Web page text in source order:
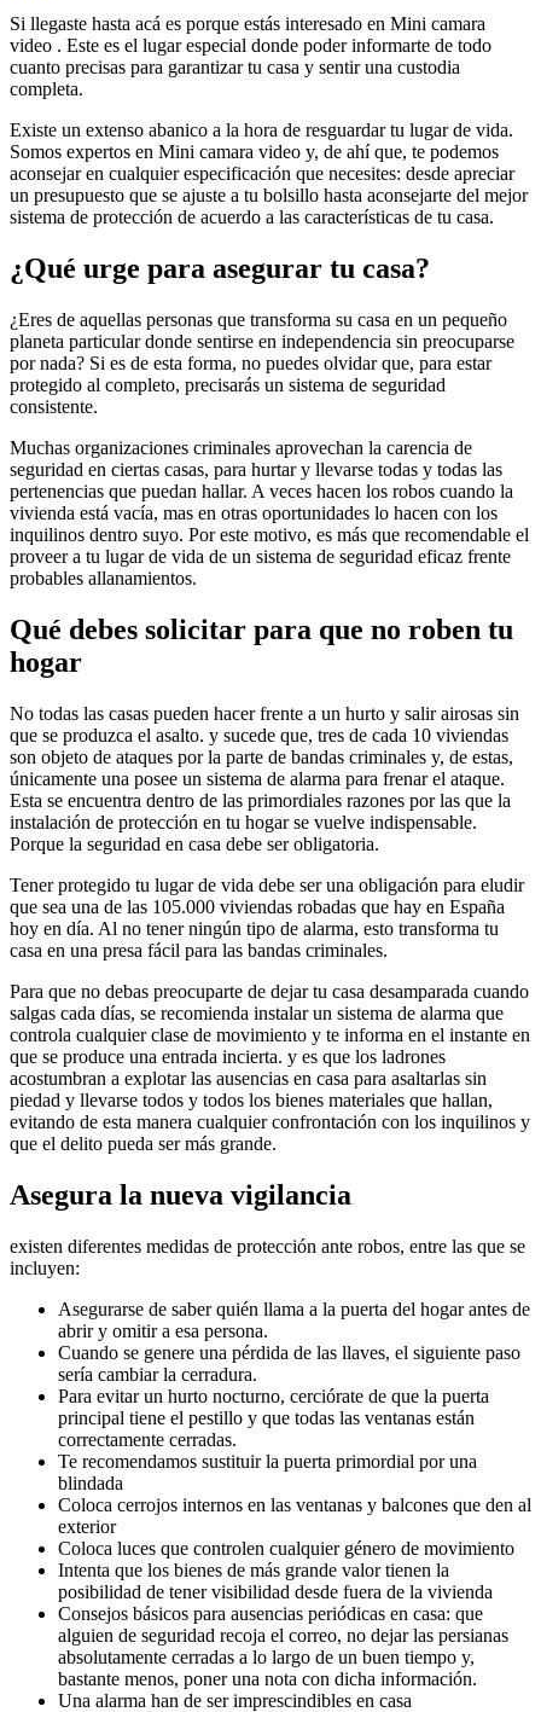
Si llegaste hasta acá es porque estás interesado en Mini camara
video . Este es el lugar especial donde poder informarte de todo
cuanto precisas para garantizar tu casa y sentir una custodia
completa.
Existe un extenso abanico a la hora de resguardar tu lugar de vida.
Somos expertos en Mini camara video y, de ahí que, te podemos
aconsejar en cualquier especificación que necesites: desde apreciar
un presupuesto que se ajuste a tu bolsillo hasta aconsejarte del mejor
sistema de protección de acuerdo a las características de tu casa.
¿Qué urge para asegurar tu casa?
¿Eres de aquellas personas que transforma su casa en un pequeño
planeta particular donde sentirse en independencia sin preocuparse
por nada? Si es de esta forma, no puedes olvidar que, para estar
protegido al completo, precisarás un sistema de seguridad
consistente.
Muchas organizaciones criminales aprovechan la carencia de
seguridad en ciertas casas, para hurtar y llevarse todas y todas las
pertenencias que puedan hallar. A veces hacen los robos cuando la
vivienda está vacía, mas en otras oportunidades lo hacen con los
inquilinos dentro suyo. Por este motivo, es más que recomendable el
proveer a tu lugar de vida de un sistema de seguridad eficaz frente
probables allanamientos.
Qué debes solicitar para que no roben tu
hogar
No todas las casas pueden hacer frente a un hurto y salir airosas sin
que se produzca el asalto. y sucede que, tres de cada 10 viviendas
son objeto de ataques por la parte de bandas criminales y, de estas,
únicamente una posee un sistema de alarma para frenar el ataque.
Esta se encuentra dentro de las primordiales razones por las que la
instalación de protección en tu hogar se vuelve indispensable.
Porque la seguridad en casa debe ser obligatoria.
Tener protegido tu lugar de vida debe ser una obligación para eludir
que sea una de las 105.000 viviendas robadas que hay en España
hoy en día. Al no tener ningún tipo de alarma, esto transforma tu
casa en una presa fácil para las bandas criminales.
Para que no debas preocuparte de dejar tu casa desamparada cuando
salgas cada días, se recomienda instalar un sistema de alarma que
controla cualquier clase de movimiento y te informa en el instante en
que se produce una entrada incierta. y es que los ladrones
acostumbran a explotar las ausencias en casa para asaltarlas sin
piedad y llevarse todos y todos los bienes materiales que hallan,
evitando de esta manera cualquier confrontación con los inquilinos y
que el delito pueda ser más grande.
Asegura la nueva vigilancia
existen diferentes medidas de protección ante robos, entre las que se
incluyen:
Asegurarse de saber quién llama a la puerta del hogar antes de
abrir y omitir a esa persona.
Cuando se genere una pérdida de las llaves, el siguiente paso
sería cambiar la cerradura.
Para evitar un hurto nocturno, cerciórate de que la puerta
principal tiene el pestillo y que todas las ventanas están
correctamente cerradas.
Te recomendamos sustituir la puerta primordial por una
blindada
Coloca cerrojos internos en las ventanas y balcones que den al
exterior
Coloca luces que controlen cualquier género de movimiento
Intenta que los bienes de más grande valor tienen la
posibilidad de tener visibilidad desde fuera de la vivienda
Consejos básicos para ausencias periódicas en casa: que
alguien de seguridad recoja el correo, no dejar las persianas
absolutamente cerradas a lo largo de un buen tiempo y,
bastante menos, poner una nota con dicha información.
Una alarma han de ser imprescindibles en casa